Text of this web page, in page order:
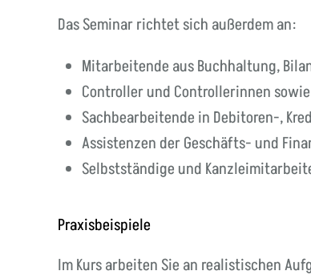
Das Seminar richtet sich außerdem an:
Mitarbeitende aus Buchhaltung,
Controller und Controllerinnen
Sachbearbeitende in Debitoren-,
Assistenzen der Geschäfts- und
Selbstständige und
Praxisbeispiele
Im Kurs arbeiten Sie an realistischen